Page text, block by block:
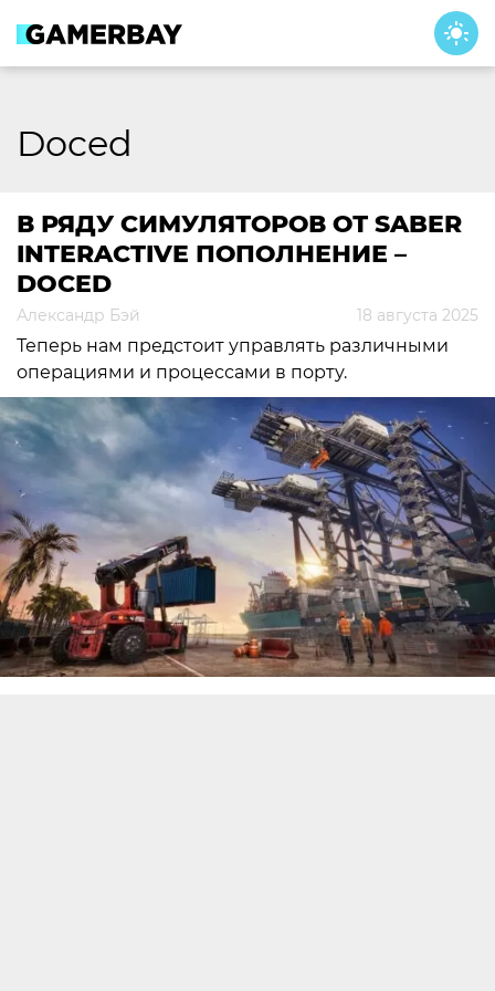
content
Doced
В РЯДУ СИМУЛЯТОРОВ ОТ SABER
INTERACTIVE ПОПОЛНЕНИЕ –
DOCED
Александр Бэй 18 августа 2025
Теперь нам предстоит управлять различными
операциями и процессами в порту.